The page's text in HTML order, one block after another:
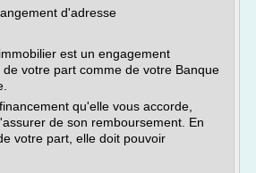
d'adresse
est un engagement
votre part comme de votre Banque
qu'elle vous accorde,
de son remboursement. En
votre part, elle doit pouvoir